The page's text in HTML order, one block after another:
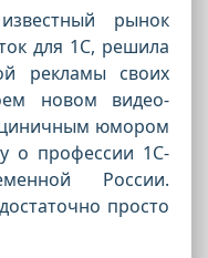
рынок
для 1С, решила
рекламы своих
новом видео-
юмором
о профессии 1С-
России.
просто